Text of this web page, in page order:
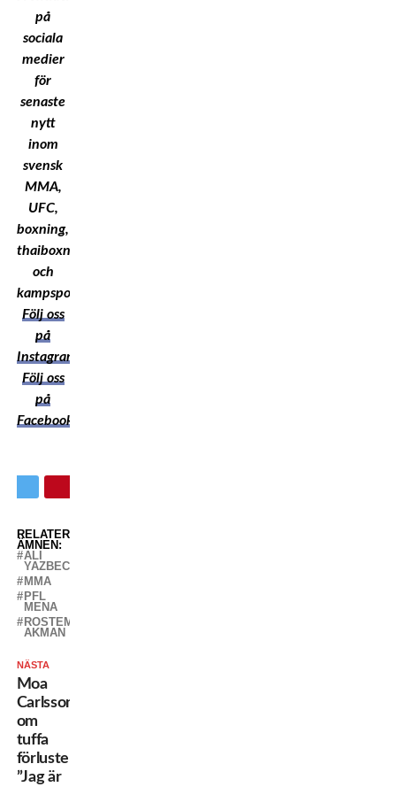
på
sociala
medier
för
senaste
nytt
inom
svensk
MMA,
UFC,
boxning,
thaiboxning
och
kampsport!
Följ oss
på
Instagram
Följ oss
på
Facebook
RELATERADE
ÄMNEN:
ALI
YAZBECK
MMA
PFL
MENA
ROSTEM
AKMAN
NÄSTA
Moa
Carlsson
om
tuffa
förlusten:
”Jag är